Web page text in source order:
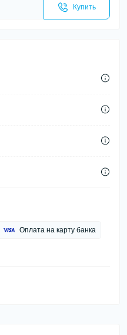
Купить
Оплата на карту банка